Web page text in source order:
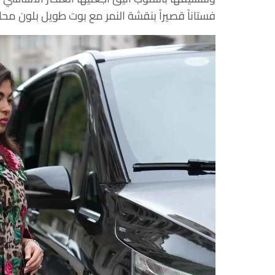
فستاناً قصيراً بنقشة النمر مع بوت طويل بلون